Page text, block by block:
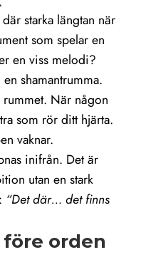
starka längtan när
som spelar en
en viss melodi?
shamantrumma.
När någon
som rör ditt hjärta.
vaknar.
inifrån. Det är
utan en stark
“Det där… det finns
orden